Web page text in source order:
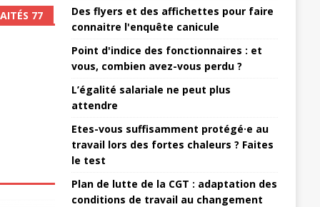
77
Des flyers et des affichettes pour faire
connaitre l'enquête canicule
Point d'indice des fonctionnaires : et
vous, combien avez-vous perdu ?
L’égalité salariale ne peut plus
attendre
Etes-vous suffisamment protégé·e au
travail lors des fortes chaleurs ? Faites
le test
Plan de lutte de la CGT : adaptation des
conditions de travail au changement